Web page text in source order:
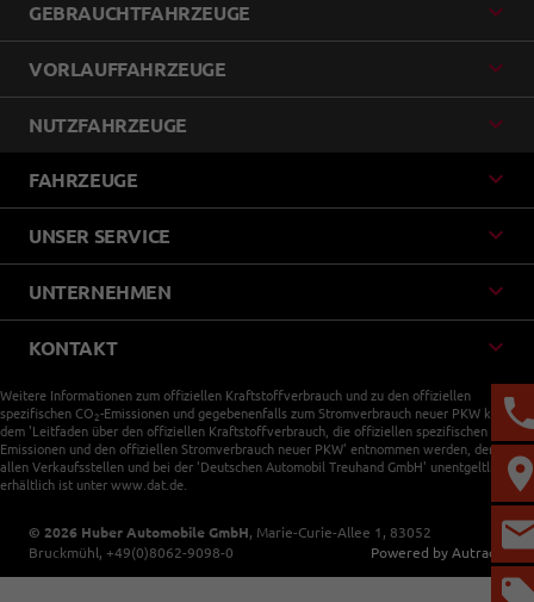
GEBRAUCHTFAHRZEUGE
VORLAUFFAHRZEUGE
NUTZFAHRZEUGE
FAHRZEUGE
UNSER SERVICE
UNTERNEHMEN
KONTAKT
Weitere Informationen zum offiziellen Kraftstoffverbrauch und zu den offiziellen
spezifischen CO 2-Emissionen und gegebenenfalls zum Stromverbrauch neuer PKW können
dem 'Leitfaden über den offiziellen Kraftstoffverbrauch, die offiziellen spezifischen CO
Emissionen und den offiziellen Stromverbrauch neuer PKW' entnommen werden, der an
allen Verkaufsstellen und bei der 'Deutschen Automobil Treuhand GmbH' unentgeltlich
erhältlich ist unter www.dat.de.
© 2026 Huber Automobile GmbH, Marie-Curie-Allee 1 , 83052
Bruckmühl, +49(0)8062-9098-0 Powered by Autrado